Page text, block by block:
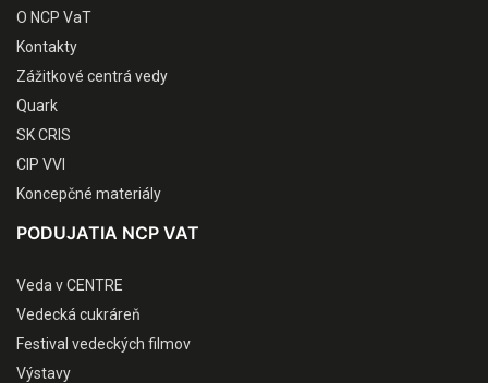
O NCP VaT
Kontakty
Zážitkové centrá vedy
Quark
SK CRIS
CIP VVI
Koncepčné materiály
PODUJATIA NCP VAT
Veda v CENTRE
Vedecká cukráreň
Festival vedeckých filmov
Výstavy